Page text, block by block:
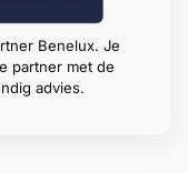
Benelux. Je
partner met de
advies.